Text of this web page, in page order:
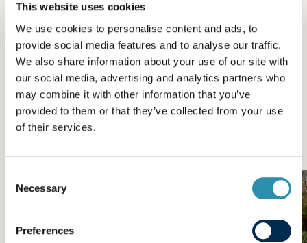
This website uses cookies
We use cookies to personalise content and ads, to
provide social media features and to analyse our traffic.
We also share information about your use of our site with
our social media, advertising and analytics partners who
may combine it with other information that you’ve
provided to them or that they’ve collected from your use
of their services.
Selection
Necessary
Preferences
D'autres actualités de la
catégorie
La vie de Laïta
La Passion du Lait® et l’engagement au cœur de nos
produits, de nos équipes, de nos actions.